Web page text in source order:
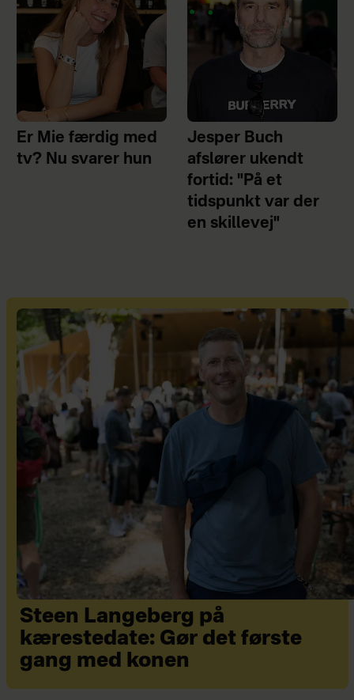
Er Mie færdig med
tv? Nu svarer hun
Jesper Buch
afslører ukendt
fortid: "På et
tidspunkt var der
en skillevej"
Steen Langeberg på
kærestedate: Gør det første
gang med konen